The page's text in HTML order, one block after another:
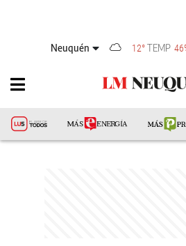
Neuquén 12° TEMP